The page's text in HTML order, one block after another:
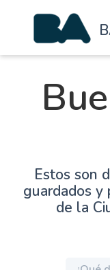
Estos son
guardados y
de la